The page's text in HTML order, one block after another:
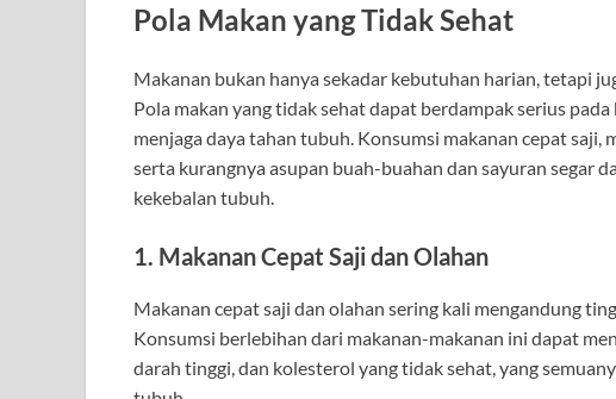
Pola Makan yang Tidak Sehat
Makanan bukan hanya sekadar kebutuhan harian, tetapi
Pola makan yang tidak sehat dapat berdampak serius
menjaga daya tahan tubuh. Konsumsi makanan cepat saji,
serta kurangnya asupan buah-buahan dan sayuran segar
kekebalan tubuh.
1. Makanan Cepat Saji dan Olahan
Makanan cepat saji dan olahan sering kali mengandung
Konsumsi berlebihan dari makanan-makanan ini dapat
darah tinggi, dan kolesterol yang tidak sehat, yang